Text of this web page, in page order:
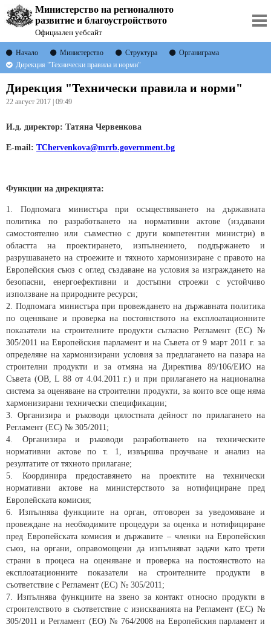
Министерство на регионалното
развитие и благоустройството
Официален уебсайт
Начало Министерство Структура
Органиграма
Дирекция "Технически правила и норми"
Дирекция "Технически правила и норми"
22 август 2017 | 09:49
И.д. директор: Татяна Червенкова
E-mail: TChervenkova@mrrb.government.bg
Функции на дирекцията:
1. Подпомага министъра при осъществяването на държавната
политика по разработването на нормативни актове (издавани
самостоятелно или съвместно с други компетентни министри) в
областта на проектирането, изпълнението, поддържането и
разрушаването на строежите и тяхното хармонизиране с правото на
Европейския съюз с оглед създаване на условия за изграждането на
безопасни, енергоефективни и достъпни строежи с устойчиво
използване на природните ресурси;
2. Подпомага министъра при провеждането на държавната политика
по оценяване и проверка на постоянството на експлоатационните
показатели на строителните продукти съгласно Регламент (ЕС) №
305/2011 на Европейския парламент и на Съвета от 9 март 2011 г. за
определяне на хармонизирани условия за предлагането на пазара на
строителни продукти и за отмяна на Директива 89/106/ЕИО на
Съвета (OB, L 88 от 4.04.2011 г.) и при прилагането на национална
система за оценяване на строителни продукти, за които все още няма
хармонизирани технически спецификации;
3. Организира и ръководи цялостната дейност по прилагането на
Регламент (ЕС) № 305/2011;
4. Организира и ръководи разработването на техническите
нормативни актове по т. 1, извършва проучване и анализ на
резултатите от тяхното прилагане;
5. Координира предоставянето на проектите на технически
нормативни актове на министерството за нотифициране пред
Европейската комисия;
6. Изпълнява функциите на орган, отговорен за уведомяване и
провеждане на необходимите процедури за оценка и нотифициране
пред Европейската комисия и държавите – членки на Европейския
съюз, на органи, оправомощени да изпълняват задачи като трети
страни в процеса на оценяване и проверка на постоянството на
експлоатационните показатели на строителните продукти в
съответствие с Регламент (ЕС) № 305/2011;
7. Изпълнява функциите на звено за контакт относно продукти в
строителството в съответствие с изискванията на Регламент (ЕС) №
305/2011 и Регламент (ЕО) № 764/2008 на Европейския парламент и